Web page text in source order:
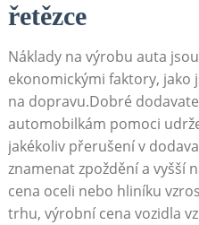
řetězce
Náklady na výrobu auta
ekonomickými faktory, ‍jako
na dopravu.Dobré⁣
automobilkám pomoci
‍jakékoliv přerušení v⁣
znamenat‍ zpoždění ⁢a‌ vyšší
cena oceli nebo hliníku
trhu, výrobní cena vozidla